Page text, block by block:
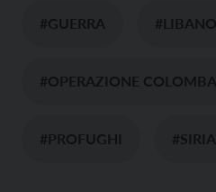
#GUERRA #LIBANO
#OPERAZIONE COLOMBA
#PROFUGHI #SIRIA